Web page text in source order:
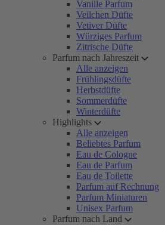
Vanille Parfum
Veilchen Düfte
Vetiver Düfte
Würziges Parfum
Zitrische Düfte
Parfum nach Jahreszeit
Alle anzeigen
Frühlingsdüfte
Herbstdüfte
Sommerdüfte
Winterdüfte
Highlights
Alle anzeigen
Beliebtes Parfum
Eau de Cologne
Eau de Parfum
Eau de Toilette
Parfum auf Rechnung
Parfum Miniaturen
Unisex Parfum
Parfum nach Land